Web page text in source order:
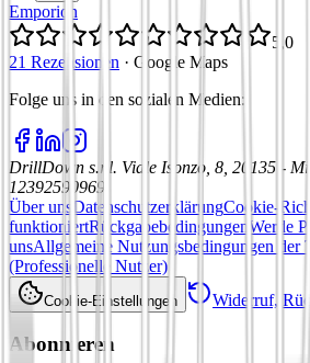
Emporion
5,0
21 Rezensionen · Google Maps
Folge uns in den sozialen Medien:
DrillDown s.r.l. Viale Isonzo, 8, 20135 -
12392590969
Über uns DatenschutzerklärungCookie-
funktioniertRückgabebedingungen Werde
unsAllgemeine Nutzungsbedingungen der
(Professionelle Nutzer)
Cookie-Einstellungen Widerruf,
Abonnieren